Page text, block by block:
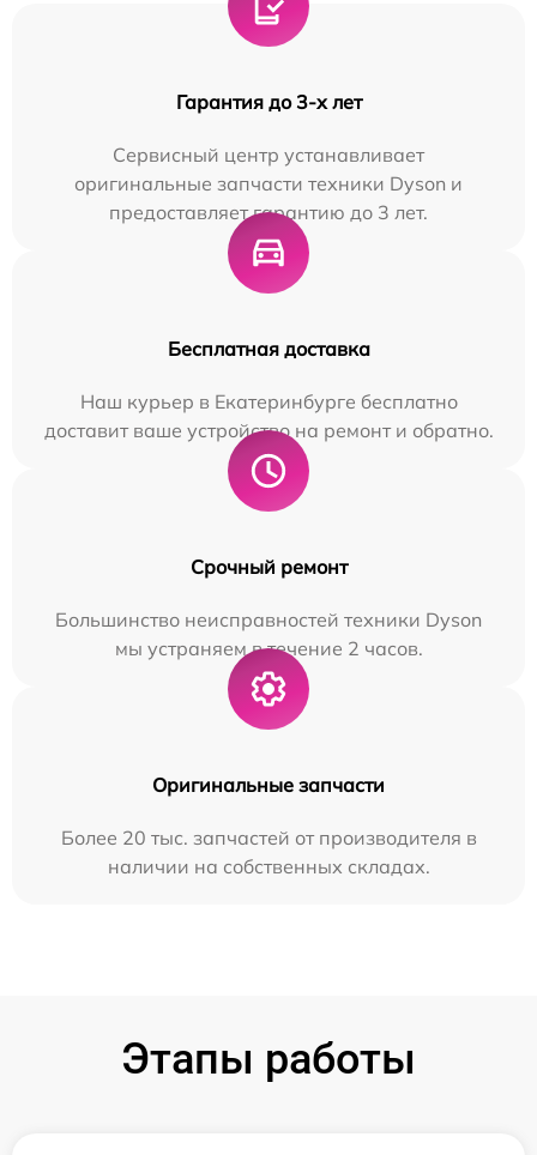
Гарантия до 3-х лет
Сервисный центр устанавливает
оригинальные запчасти техники Dyson и
предоставляет гарантию до 3 лет.
Бесплатная доставка
Наш курьер в Екатеринбурге бесплатно
доставит ваше устройство на ремонт и обратно.
Срочный ремонт
Большинство неисправностей техники Dyson
мы устраняем в течение 2 часов.
Оригинальные запчасти
Более 20 тыс. запчастей от производителя в
наличии на собственных складах.
Этапы работы